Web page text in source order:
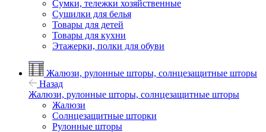
Сумки, тележки хозяйственные
Сушилки для белья
Товары для детей
Товары для кухни
Этажерки, полки для обуви
Жалюзи, рулонные шторы, солнцезащитные шторы
Назад
Жалюзи, рулонные шторы, солнцезащитные шторы
Жалюзи
Солнцезащитные шторки
Рулонные шторы